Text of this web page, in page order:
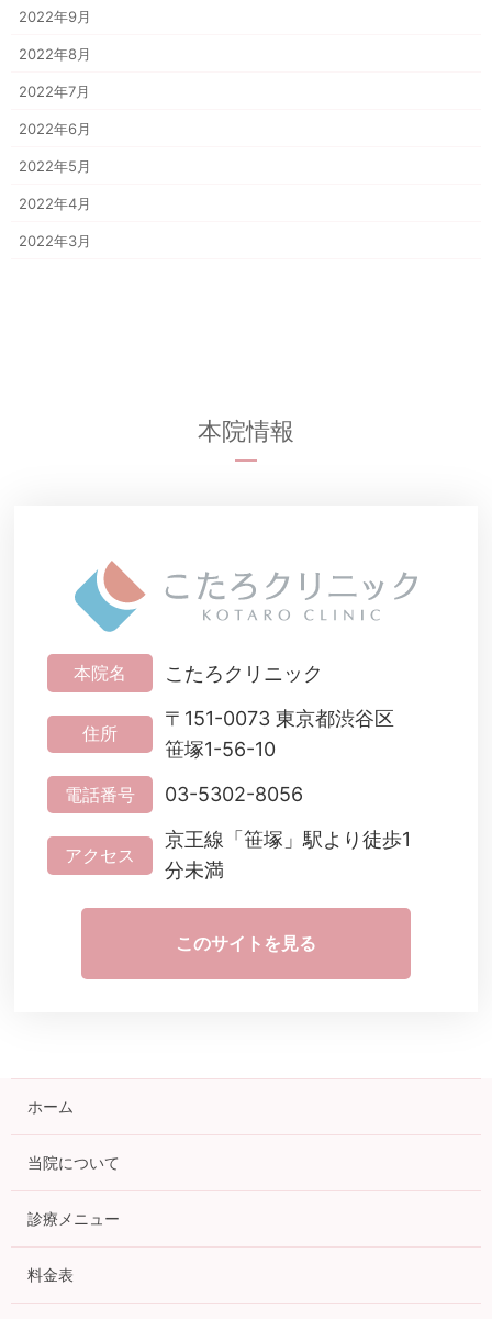
2022年9月
2022年8月
2022年7月
2022年6月
2022年5月
2022年4月
2022年3月
本院情報
本院名 こたろクリニック
住所
〒151-0073 東京都渋谷区
笹塚1-56-10
電話番号 03-5302-8056
アクセス
京王線「笹塚」駅より徒歩1
分未満
このサイトを見る
ホーム
当院について
診療メニュー
料金表